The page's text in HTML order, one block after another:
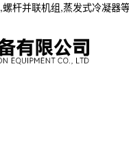
,螺杆并联机组,蒸发式冷凝器